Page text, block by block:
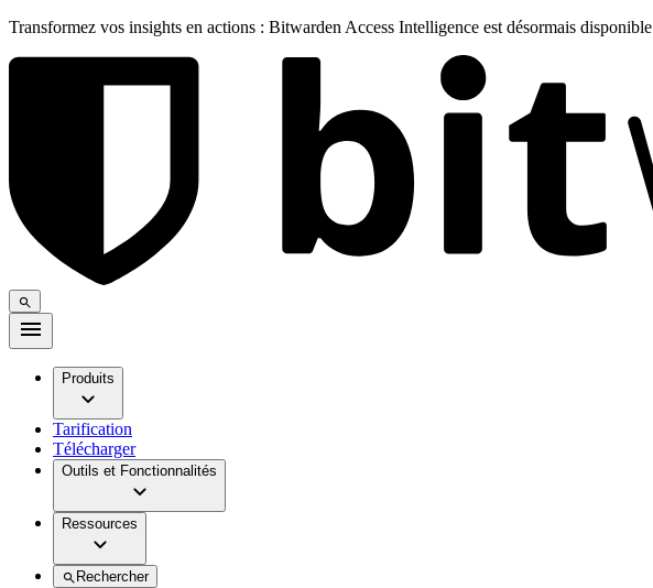
Transformez vos insights en actions : Bitwarden Access Intelligence est désormais disponible
Produits
Tarification
Télécharger
Outils et Fonctionnalités
Ressources
Rechercher